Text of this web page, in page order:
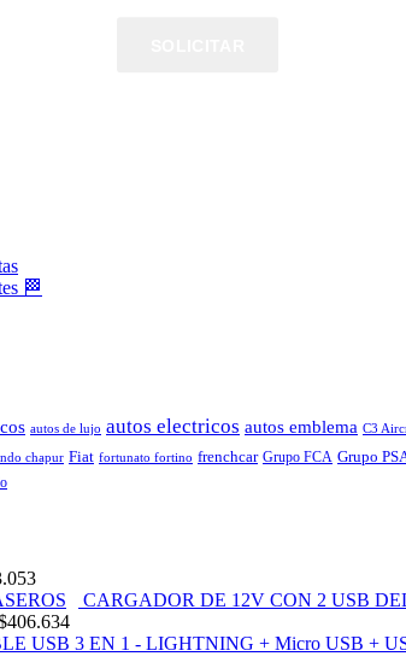
🏁
autos de lujo autos electricos autos emblema C3
chapur Fiat fortunato fortino frenchcar Grupo FCA Grupo
CARGADOR DE 12V CON 2 USB
406.634
USB 3 EN 1 - LIGHTNING + Micro USB +